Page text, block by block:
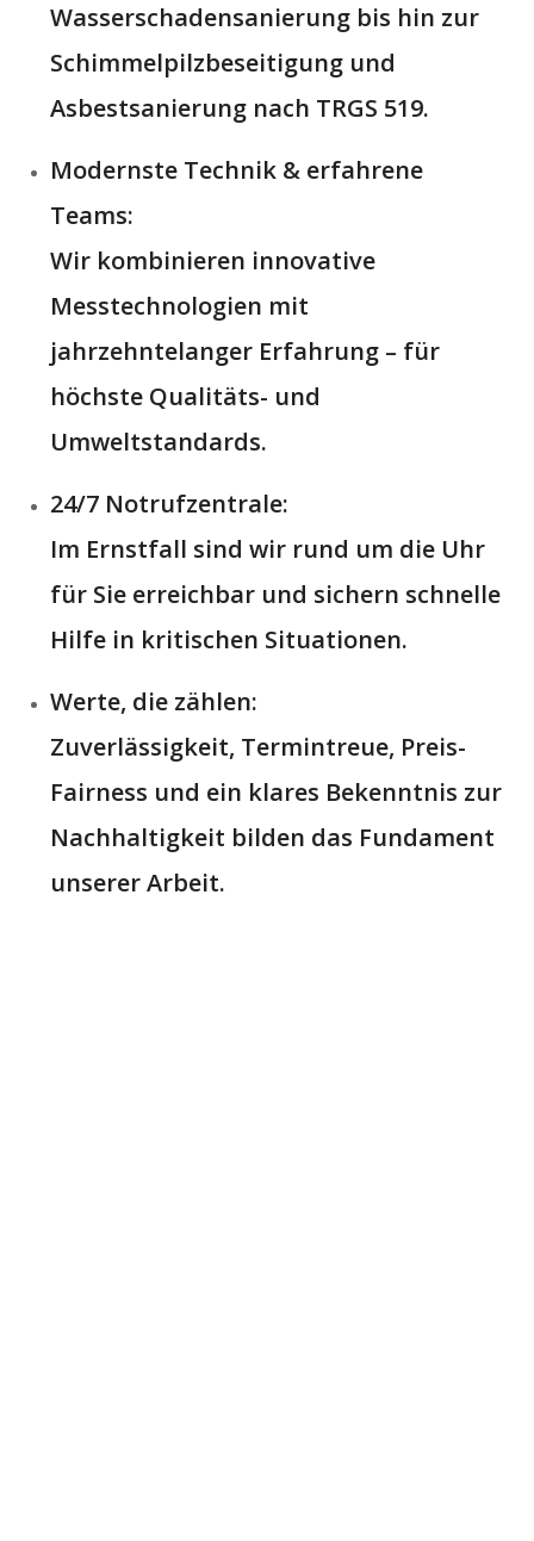
Wasserschadensanierung bis hin zur
Schimmelpilzbeseitigung und
Asbestsanierung nach TRGS 519.
Modernste Technik & erfahrene
Teams:
Wir kombinieren innovative
Messtechnologien mit
jahrzehntelanger Erfahrung – für
höchste Qualitäts- und
Umweltstandards.
24/7 Notrufzentrale:
Im Ernstfall sind wir rund um die Uhr
für Sie erreichbar und sichern schnelle
Hilfe in kritischen Situationen.
Werte, die zählen:
Zuverlässigkeit, Termintreue, Preis-
Fairness und ein klares Bekenntnis zur
Nachhaltigkeit bilden das Fundament
unserer Arbeit.